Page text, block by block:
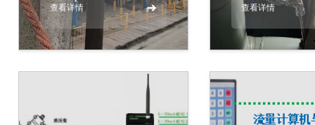
查看详情 ➜ 查看详情